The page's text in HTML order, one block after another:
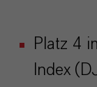
Platz 4
Index